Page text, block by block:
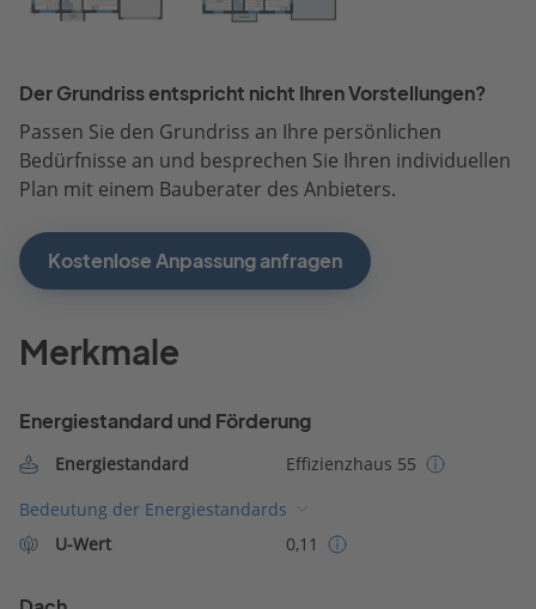
Der Grundriss entspricht nicht Ihren Vorstellungen?
Passen Sie den Grundriss an Ihre persönlichen
Bedürfnisse an und besprechen Sie Ihren individuellen
Plan mit einem Bauberater des Anbieters.
Kostenlose Anpassung anfragen
Merkmale
Energiestandard und Förderung
Energiestandard
Effizienzhaus 55
Bedeutung der Energiestandards
U-Wert
0,11